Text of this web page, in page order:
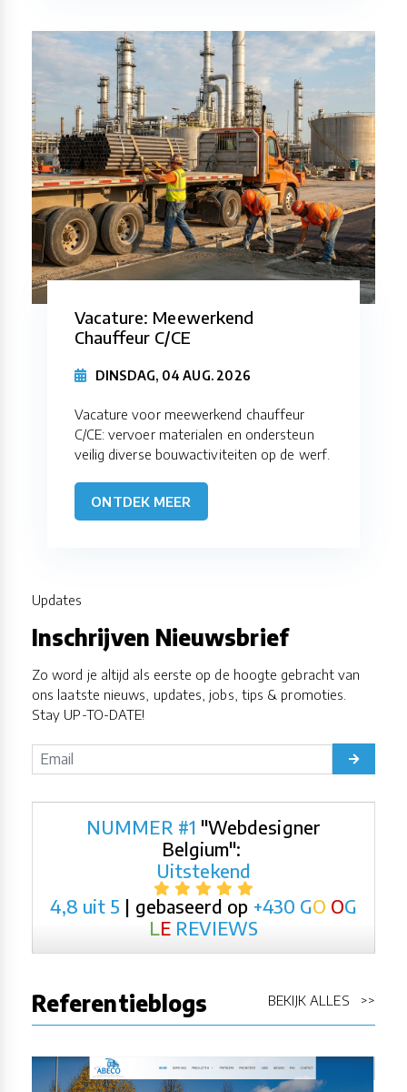
Vacature: Meewerkend
Chauffeur C/CE
DINSDAG, 04 AUG. 2026
Vacature voor meewerkend chauffeur
C/CE: vervoer materialen en ondersteun
veilig diverse bouwactiviteiten op de werf.
ONTDEK MEER
Updates
Inschrijven Nieuwsbrief
Zo word je altijd als eerste op de hoogte gebracht van
ons laatste nieuws, updates, jobs, tips & promoties.
Stay UP-TO-DATE!
NUMMER #1 "Webdesigner
Belgium":
Uitstekend
4,8 uit 5 | gebaseerd op +430 GO OG
LE REVIEWS
Referentieblogs BEKIJK ALLES >>